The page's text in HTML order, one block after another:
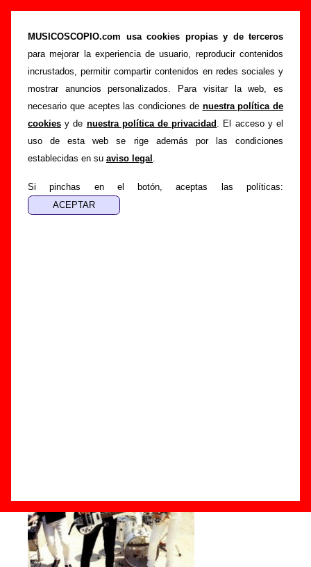
MUSICOSCOPIO.com usa cookies propias y de terceros
para mejorar la experiencia de usuario, reproducir contenidos
incrustados, permitir compartir contenidos en redes sociales y
mostrar anuncios personalizados. Para visitar la web, es
necesario que aceptes las condiciones de nuestra política de
cookies y de nuestra política de privacidad . El acceso y el
uso de esta web se rige además por las condiciones
establecidas en su aviso legal .
Si pinchas en el botón, aceptas las políticas:
Biografía de Brighton 64: miembros, historia y
publicaciones
Portada >Brighton 64
Esta página recopila información sobre la biografía de
Brighton 64 : sus componentes iniciales y los cambios de
formación, su trayectoria y otros grupos relacionados, los
discos y las canciones que han publicado, enlaces con
información adicional... Si lo deseas, puedes ayudar a
corrigiendo la existente.
El texto de esta biografía fue escrito por Guillermo Albaida